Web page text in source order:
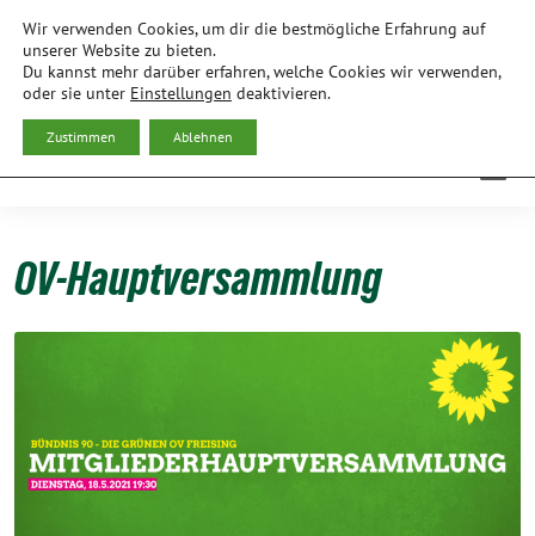
zum
Inhalt
BÜNDNIS 90/DIE GRÜNEN
ORTSVERBAND FREISING
OV-Hauptversammlung
Wir verwenden Cookies, um dir die bestmögliche Erfahrung auf
unserer Website zu bieten.
Du kannst mehr darüber erfahren, welche Cookies wir verwenden,
oder sie unter Einstellungen deaktivieren.
Zustimmen Ablehnen